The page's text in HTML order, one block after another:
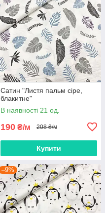
Сатин "Листя пальм сіре,
блакитне"
В наявності 21 од.
190 ₴/м 208 ₴/м
Купити
–9%